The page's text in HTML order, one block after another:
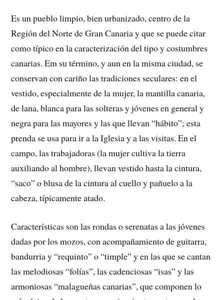
Es un pueblo limpio, bien urbanizado, centro de la
Región del Norte de Gran Canaria y que se puede citar
como típico en la caracterización del tipo y costumbres
canarias. Em su término, y aun en la misma ciudad, se
conservan con cariño las tradiciones seculares: en el
vestido, especialmente de la mujer, la mantilla canaria,
de lana, blanca para las solteras y jóvenes en general y
negra para las mayores y las que llevan “hábito”; esta
prenda se usa para ir a la Iglesia y a las visitas. En el
campo, las trabajadoras (la mujer cultiva la tierra
auxiliando al hombre), llevan vestido hasta la cintura,
“saco” o blusa de la cintura al cuello y pañuelo a la
cabeza, típicamente atado.
Características son las rondas o serenatas a las jóvenes
dadas por los mozos, con acompañamiento de guitarra,
bandurria y “requinto” o “timple” y en las que se cantan
las melodiosas “folías”, las cadenciosas “isas” y las
armoniosas “malagueñas canarias”, que componen lo